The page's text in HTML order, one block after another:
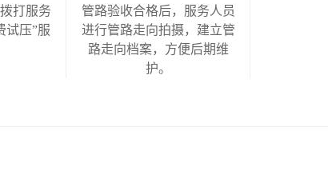
打服务
试压”服
管路验收合格后，服务人员
进行管路走向拍摄，建立管
路走向档案，方便后期维
护。